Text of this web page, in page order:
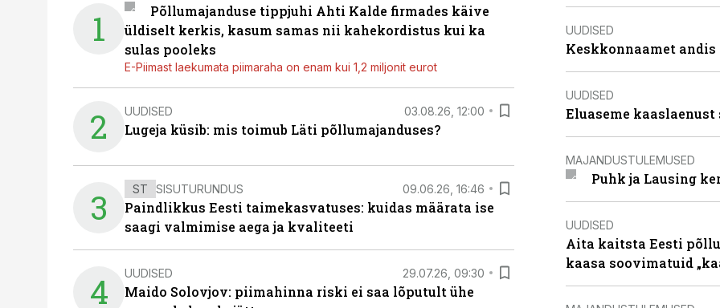
1
Põllumajanduse tippjuhi Ahti Kalde firmades käive
üldiselt kerkis, kasum samas nii kahekordistus kui ka
sulas pooleks
E-Piimast laekumata piimaraha on enam kui 1,2 miljonit eurot
2 UUDISED 03.08.26, 12:00
Lugeja küsib: mis toimub Läti põllumajanduses?
3 ST SISUTURUNDUS 09.06.26, 16:46
Paindlikkus Eesti taimekasvatuses: kuidas määrata ise
saagi valmimise aega ja kvaliteeti
4 UUDISED 29.07.26, 09:30
Maido Solovjov: piimahinna riski ei saa lõputult ühe
UUDISED
Keskkonnaamet
UUDISED
Eluaseme kaaslaenust
MAJANDUSTULEMUSED
Puhk ja Lausing
UUDISED
Aita kaitsta Eesti
kaasa soovimatuid